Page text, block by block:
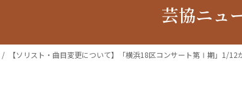
芸協ニュ
【ソリスト・曲目変更について】「横浜18区コンサート第Ⅰ期」1/